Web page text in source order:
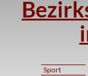
Sport